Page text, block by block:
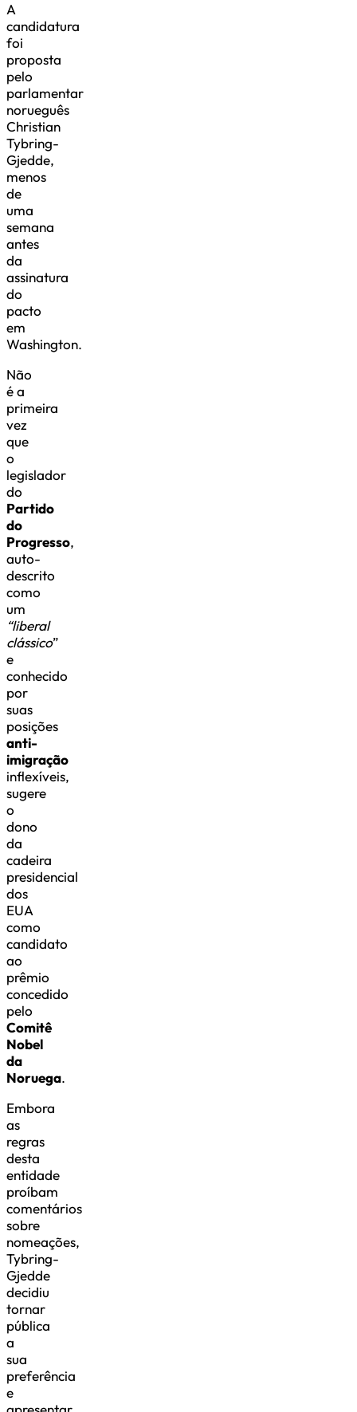
A
candidatura
foi
proposta
pelo
parlamentar
norueguês
Christian
Tybring-
Gjedde,
menos
de
uma
semana
antes
da
assinatura
do
pacto
em
Washington.
Não
é a
primeira
vez
que
o
legislador
do
Partido
do
Progresso,
auto-
descrito
como
um
“liberal
clássico”
e
conhecido
por
suas
posições
anti-
imigração
inflexíveis,
sugere
o
dono
da
cadeira
presidencial
dos
EUA
como
candidato
ao
prêmio
concedido
pelo
Comitê
Nobel
da
Noruega.
Embora
as
regras
desta
entidade
proíbam
comentários
sobre
nomeações,
Tybring-
Gjedde
decidiu
tornar
pública
a
sua
preferência
e